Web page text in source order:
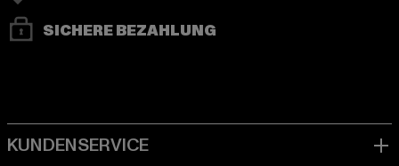
SICHERE BEZAHLUNG